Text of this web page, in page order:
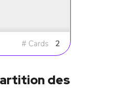
des